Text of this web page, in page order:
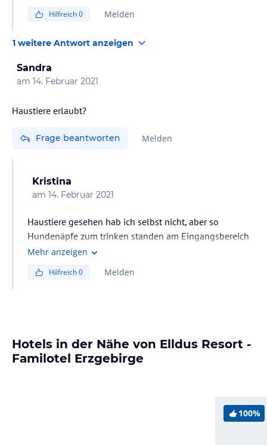
Hilfreich0 Melden
1 weitere Antwort anzeigen
Sandra
am 14. Februar 2021
Haustiere erlaubt?
Frage beantworten Melden
Kristina
am 14. Februar 2021
Haustiere gesehen hab ich selbst nicht, aber so
Hundenäpfe zum trinken standen am Eingangsbereich
Mehr anzeigen
Hilfreich0 Melden
Hotels in der Nähe von Elldus Resort -
Familotel Erzgebirge
100%